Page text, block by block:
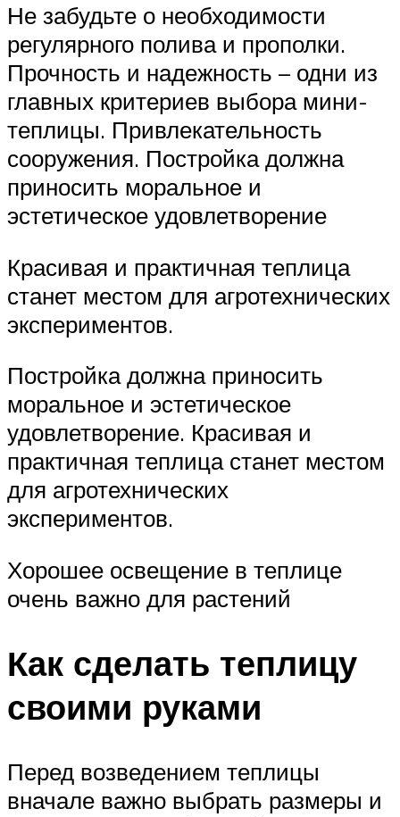
Не забудьте о необходимости
регулярного полива и прополки.
Прочность и надежность – одни из
главных критериев выбора мини-
теплицы. Привлекательность
сооружения. Постройка должна
приносить моральное и
эстетическое удовлетворение
Красивая и практичная теплица
станет местом для агротехнических
экспериментов.
Постройка должна приносить
моральное и эстетическое
удовлетворение. Красивая и
практичная теплица станет местом
для агротехнических
экспериментов.
Хорошее освещение в теплице
очень важно для растений
Как сделать теплицу
своими руками
Перед возведением теплицы
вначале важно выбрать размеры и